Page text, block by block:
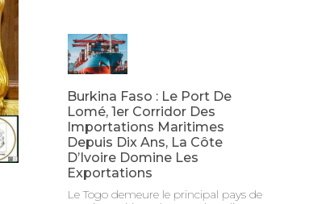
Burkina Faso : Le Port De
Lomé, 1er Corridor Des
Importations Maritimes
Depuis Dix Ans, La Côte
D’Ivoire Domine Les
Exportations
Le Togo demeure le principal pays de